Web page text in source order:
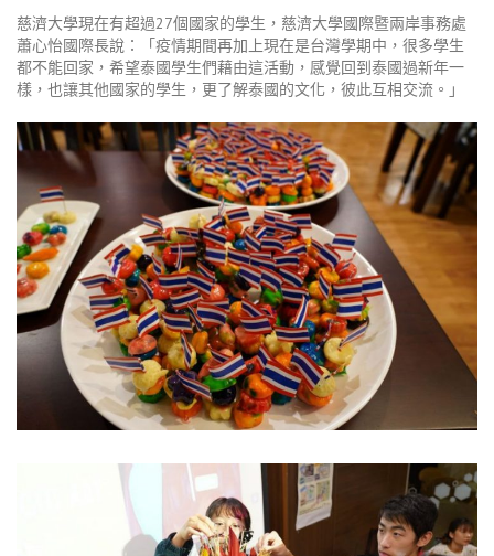
慈濟大學現在有超過27個國家的學生，慈濟大學國際暨兩岸事務處
蕭心怡國際長說：「疫情期間再加上現在是台灣學期中，很多學生
都不能回家，希望泰國學生們藉由這活動，感覺回到泰國過新年一
樣，也讓其他國家的學生，更了解泰國的文化，彼此互相交流。」